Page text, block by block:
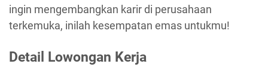
ingin mengembangkan karir di perusahaan
terkemuka, inilah kesempatan emas untukmu!
Detail Lowongan Kerja